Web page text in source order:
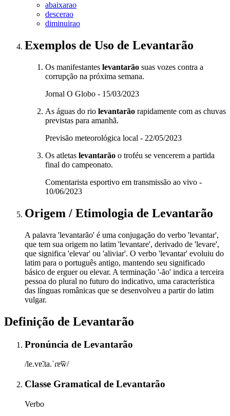
abaixarao
descerao
diminuirao
Exemplos de Uso de Levantarão
Os manifestantes levantarão suas vozes contra a
corrupção na próxima semana.
Jornal O Globo - 15/03/2023
As águas do rio levantarão rapidamente com as chuvas
previstas para amanhã.
Previsão meteorológica local - 22/05/2023
Os atletas levantarão o troféu se vencerem a partida
final do campeonato.
Comentarista esportivo em transmissão ao vivo -
10/06/2023
Origem / Etimologia de Levantarão
A palavra 'levantarão' é uma conjugação do verbo 'levantar',
que tem sua origem no latim 'levantare', derivado de 'levare',
que significa 'elevar' ou 'aliviar'. O verbo 'levantar' evoluiu do
latim para o português antigo, mantendo seu significado
básico de erguer ou elevar. A terminação '-ão' indica a terceira
pessoa do plural no futuro do indicativo, uma característica
das línguas românicas que se desenvolveu a partir do latim
vulgar.
Definição de Levantarão
Pronúncia de Levantarão
/le.vɐ̃.ta.ˈɾɐ̃w̃/
Classe Gramatical de Levantarão
Verbo